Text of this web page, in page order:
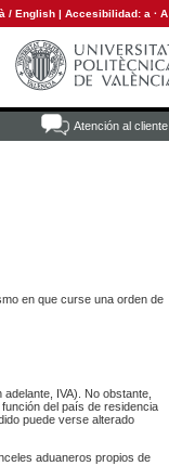
/ English | Accesibilidad: a · A
Atención al cliente
en que curse una orden de
IVA). No obstante,
del país de residencia
puede verse alterado
aduaneros propios de